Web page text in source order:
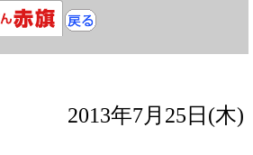
2013年7月25日(木)